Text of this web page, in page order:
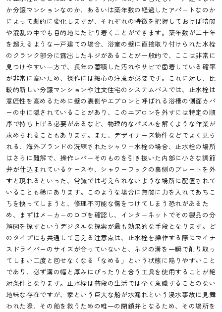
か分譲マンションなのか、あるいは築年数の経過したアパートなのか
によって劇的に変化しますが、それぞれの特徴を把握しておけば暗闇
や混乱の中でも目的地にたどり着くことができます。築年数が二十年
を超えるような一戸建ての場合、浴室の壁に直接取り付けられた水栓
のクランク部分に露出したネジがあることが一般的で、ここは非常に
見つけやすい一方で、長年の蓄積した汚れやサビで固着している確率
が非常に高いため、操作には細心の注意が必要です。これに対し、比
較的新しい分譲マンションや注文住宅のシステムバスでは、止水栓は
意匠性を高めるために壁の裏側やエプロンと呼ばれる浴槽の側面カバ
ーの中に隠されていることがあり、このエプロンを外すには特定の順
序で持ち上げる必要があるなど、物理的なパズルを解くような作業が
求められることもあります。また、デザイナーズ物件などでよく見ら
れる、海外ブランドの洗練されたシャワー水栓の場合、止水栓の場所
はさらに難解で、操作レバーそのものを引き抜いた内部に小さな調節
弁が仕込まれているケースや、シャワーフックの裏側のプレートを外
すと現れるといった、常識では考えられないような場所に配置されて
いることも稀にあります。このような場合に無闇に力を入れてあちこ
ちを抉ってしまうと、修理不可能な傷をつけてしまう恐れがあるた
め、まずはメーカーのロゴを確認し、インターネットでその製品の分
解図を探すというデジタルな探索が最も効果的な手段となります。ど
のタイプにも共通して言える注意点は、止水栓を操作する際にマイナ
スドライバーのサイズが合っていないと、ネジの溝を一瞬で削り取っ
てしまい二度と回せなくなる「なめる」という状態に陥りやすいこと
であり、必ず溝の幅と厚みにぴったりと合う工具を使用することが絶
対条件となります。止水栓は普段の生活では全く意識することのない
地味な存在ですが、家という巨大な船が水漏れという浸水事故に見舞
われた際、その船を救うための唯一の閉鎖弁となるため、その場所を